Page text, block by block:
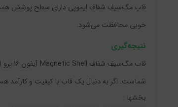
قاب مگ‌سیف شفاف ایموپی دارای سطح پوشش همه
خوبی محافظت می‌شود.
نتیجه‌گیری
شماست. اگر به دنبال یک قاب با کیفیت و کارآمد
بخشها :